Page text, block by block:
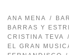
ANA MENA
BARRAS Y
CRISTINA TEVA
EL GRAN